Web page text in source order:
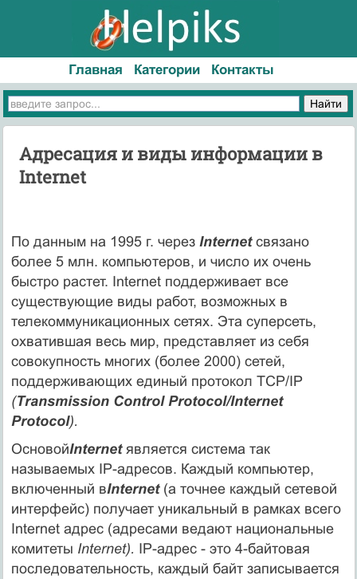
Главная Категории Контакты
Адресация и виды информации в
Internet
По данным на 1995 г. через Internetсвязано
более 5 млн. компьютеров, и число их очень
быстро растет. Internet поддерживает все
существующие виды работ, возможных в
телекоммуникационных сетях. Эта суперсеть,
охватившая весь мир, представляет из себя
совокупность многих (более 2000) сетей,
поддерживающих единый протокол TCP/IP
(Transmission Control Protocol/Internet
Protocol).
ОсновойInternetявляется система так
называемых IP-адресов. Каждый компьютер,
включенный вInternet(а точнее каждый сетевой
интерфейс) получает уникальный в рамках всего
Internet адрес (адресами ведают национальные
комитеты Internet). IP-адрес - это 4-байтовая
последовательность, каждый байт записывается